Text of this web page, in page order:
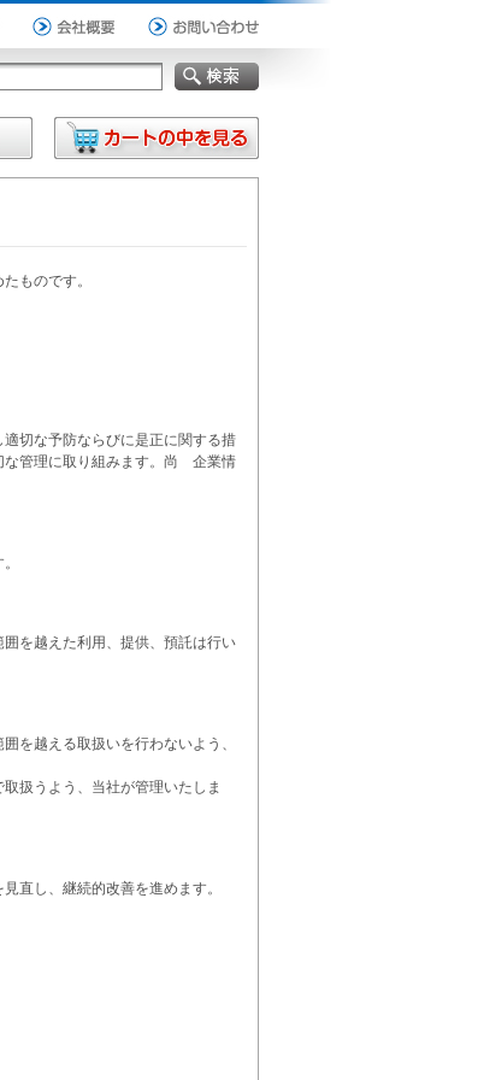
ものです。
切な予防ならびに是正に関する措
な管理に取り組みます。尚 企業情
を越えた利用、提供、預託は行い
を越える取扱いを行わないよう、
扱うよう、当社が管理いたしま
直し、継続的改善を進めます。